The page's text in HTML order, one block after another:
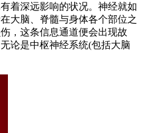
着深远影响的状况。神经就如
大脑、脊髓与身体各个部位之
，这条信息通道便会出现故
论是中枢神经系统(包括大脑